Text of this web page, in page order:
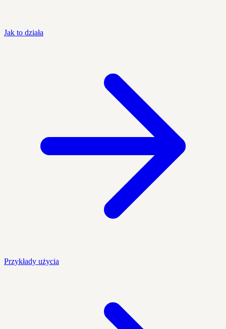
Jak to działa
Przykłady użycia